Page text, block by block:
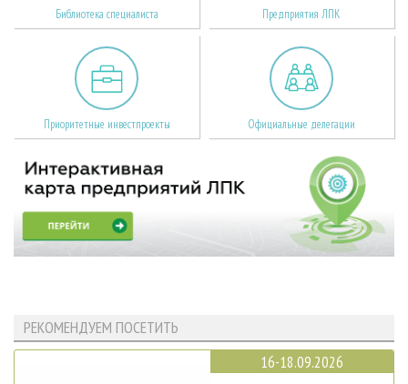
Библиотека специалиста Предприятия ЛПК
Приоритетные инвестпроекты Официальные делегации
РЕКОМЕНДУЕМ ПОСЕТИТЬ
16-18.09.2026